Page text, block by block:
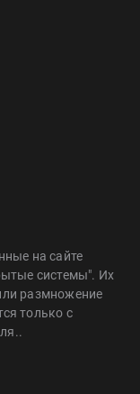
на сайте
системы". Их
размножение
только с